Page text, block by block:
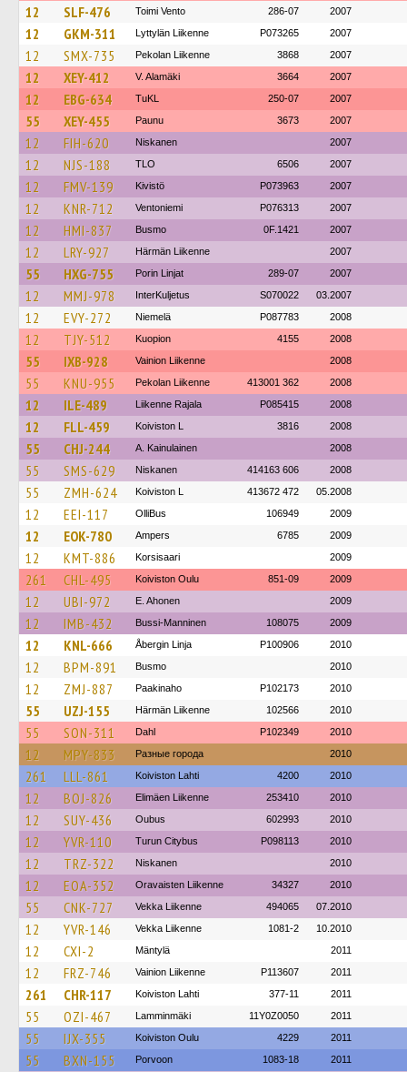
12 SLF-476 Toimi Vento 286-07 2007
12 GKM-311 Lyttylän Liikenne P073265 2007
12 SMX-735 Pekolan Liikenne 3868 2007
12 XEY-412 V. Alamäki 3664 2007
12 EBG-634 TuKL 250-07 2007
55 XEY-455 Paunu 3673 2007
12 FIH-620 Niskanen 2007
12 NJS-188 TLO 6506 2007
12 FMV-139 Kivistö P073963 2007
12 KNR-712 Ventoniemi P076313 2007
12 HMI-837 Busmo 0F.1421 2007
12 LRY-927 Härmän Liikenne 2007
55 HXG-755 Porin Linjat 289-07 2007
12 MMJ-978 InterKuljetus S070022 03.2007
12 EVY-272 Niemelä P087783 2008
12 TJY-512 Kuopion 4155 2008
55 IXB-928 Vainion Liikenne 2008
55 KNU-955 Pekolan Liikenne 413001 362 2008
12 ILE-489 Liikenne Rajala P085415 2008
12 FLL-459 Koiviston L 3816 2008
55 CHJ-244 A. Kainulainen 2008
55 SMS-629 Niskanen 414163 606 2008
55 ZMH-624 Koiviston L 413672 472 05.2008
12 EEI-117 OlliBus 106949 2009
12 EOK-780 Ampers 6785 2009
12 KMT-886 Korsisaari 2009
261 CHL-495 Koiviston Oulu 851-09 2009
12 UBI-972 E. Ahonen 2009
12 IMB-432 Bussi-Manninen 108075 2009
12 KNL-666 Åbergin Linja P100906 2010
12 BPM-891 Busmo 2010
12 ZMJ-887 Paakinaho P102173 2010
55 UZJ-155 Härmän Liikenne 102566 2010
55 SON-311 Dahl P102349 2010
12 MPY-833 Разные города 2010
261 LLL-861 Koiviston Lahti 4200 2010
12 BOJ-826 Elimäen Liikenne 253410 2010
12 SUY-436 Oubus 602993 2010
12 YVR-110 Turun Citybus P098113 2010
12 TRZ-322 Niskanen 2010
12 EOA-352 Oravaisten Liikenne 34327 2010
55 CNK-727 Vekka Liikenne 494065 07.2010
12 YVR-146 Vekka Liikenne 1081-2 10.2010
12 CXI-2 Mäntylä 2011
12 FRZ-746 Vainion Liikenne P113607 2011
261 CHR-117 Koiviston Lahti 377-11 2011
55 OZI-467 Lamminmäki 11Y0Z0050 2011
55 IJX-355 Koiviston Oulu 4229 2011
55 BXN-155 Porvoon 1083-18 2011